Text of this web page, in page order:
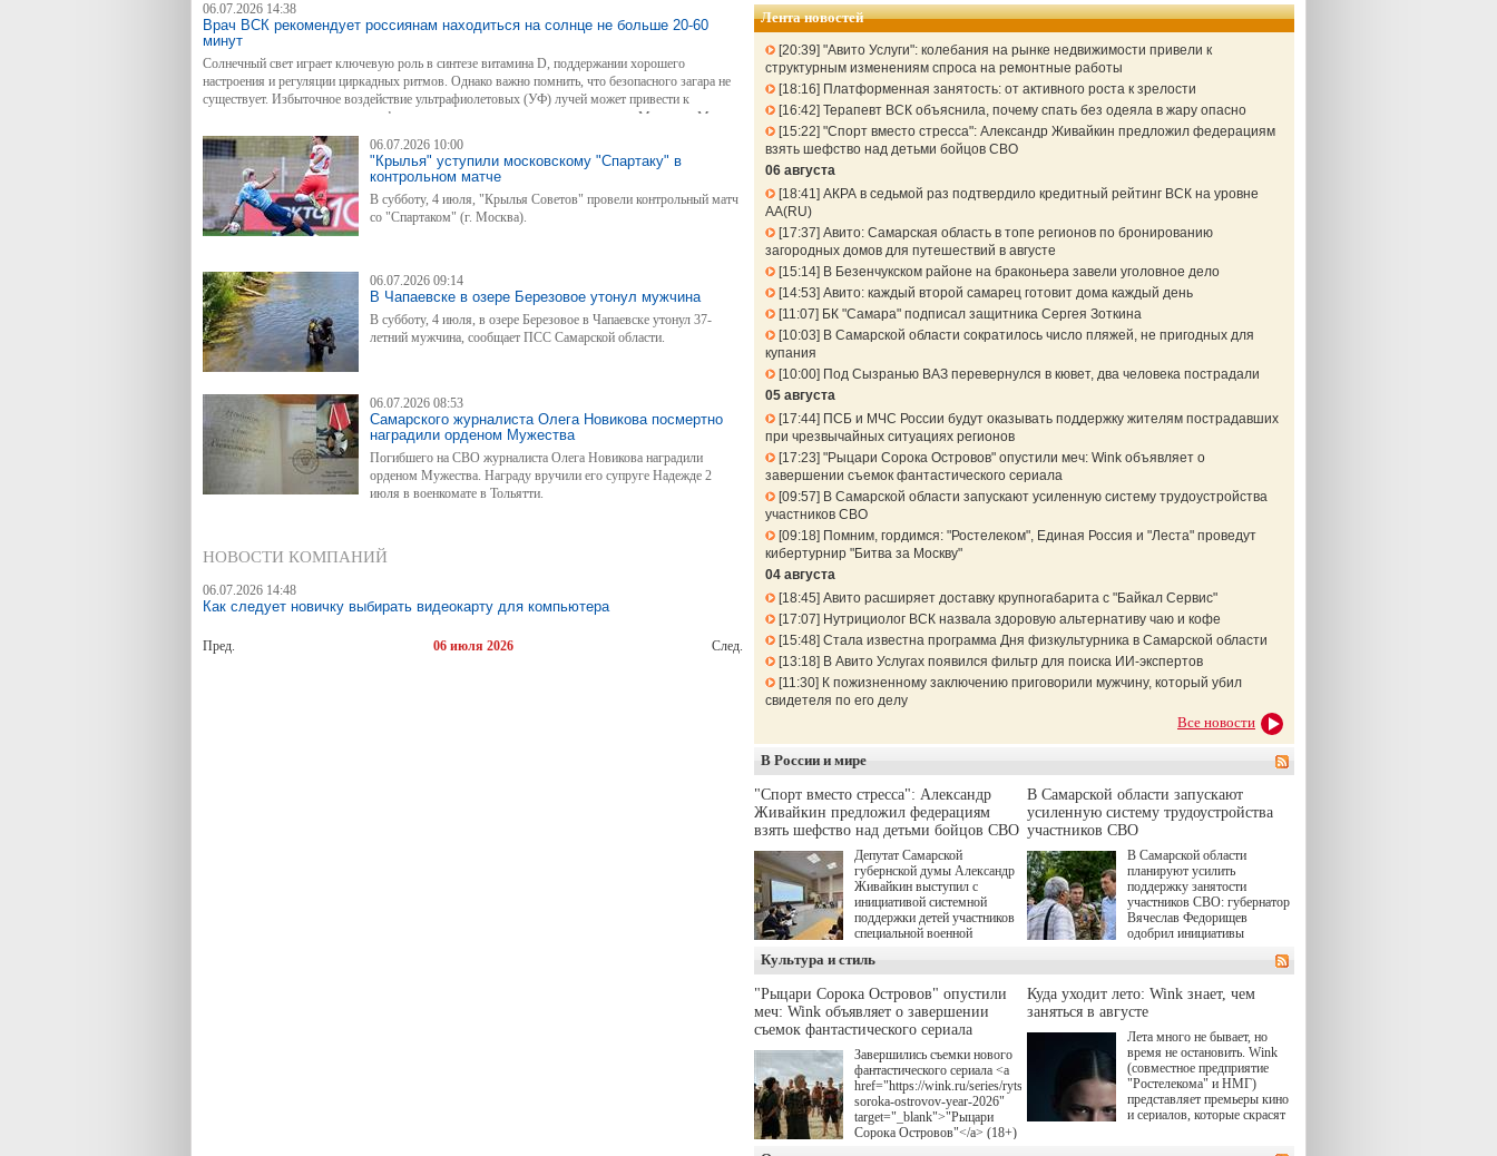
06.07.2026 14:38
Врач ВСК рекомендует россиянам находиться на солнце не больше 20-60
минут
Солнечный свет играет ключевую роль в синтезе витамина D, поддержании хорошего
настроения и регуляции циркадных ритмов. Однако важно помнить, что безопасного загара не
существует. Избыточное воздействие ультрафиолетовых (УФ) лучей может привести к
осложнениям, таким как ожоги, фотостарение, рак кожи, включая меланому. Марианна Мазра,
врач-терапевт Цифровой клиники Страхового Дома ВСК, рассказала, какова безопасная норма
пребывания на солнце и почему обработка солнечных ожогов народными методами опасна.
06.07.2026 10:00
"Крылья" уступили московскому "Спартаку" в
контрольном матче
В субботу, 4 июля, "Крылья Советов" провели контрольный матч
со "Спартаком" (г. Москва).
06.07.2026 09:14
В Чапаевске в озере Березовое утонул мужчина
В субботу, 4 июля, в озере Березовое в Чапаевске утонул 37-
летний мужчина, сообщает ПСС Самарской области.
06.07.2026 08:53
Самарского журналиста Олега Новикова посмертно
наградили орденом Мужества
Погибшего на СВО журналиста Олега Новикова наградили
орденом Мужества. Награду вручили его супруге Надежде 2
июля в военкомате в Тольятти.
НОВОСТИ КОМПАНИЙ
06.07.2026 14:48
Как следует новичку выбирать видеокарту для компьютера
Пред. 06 июля 2026 След.
Лента новостей
20:39 "Авито Услуги": колебания на рынке недвижимости привели к
структурным изменениям спроса на ремонтные работы
18:16
Платформенная занятость: от активного роста к зрелости
16:42 Терапевт ВСК объяснила, почему спать без одеяла в жару опасно
15:22 "Спорт вместо стресса": Александр Живайкин предложил федерациям
взять шефство над детьми бойцов СВО
06 августа
18:41 АКРА в седьмой раз подтвердило кредитный рейтинг ВСК на уровне
АА(RU)
17:37 Авито: Самарская область в топе регионов по бронированию
загородных домов для путешествий в августе
15:14 В Безенчукском районе на браконьера завели уголовное дело
14:53 Авито: каждый второй самарец готовит дома каждый день
11:07
БК "Самара" подписал защитника Сергея Зоткина
10:03
В Самарской области сократилось число пляжей, не пригодных для
купания
10:00 Под Сызранью ВАЗ перевернулся в кювет, два человека пострадали
05 августа
17:44 ПСБ и МЧС России будут оказывать поддержку жителям пострадавших
при чрезвычайных ситуациях регионов
17:23 "Рыцари Сорока Островов" опустили меч: Wink объявляет о
завершении съемок фантастического сериала
09:57
В Самарской области запускают усиленную систему трудоустройства
участников СВО
09:18 Помним, гордимся: "Ростелеком", Единая Россия и "Леста" проведут
кибертурнир "Битва за Москву"
04 августа
18:45 Авито расширяет доставку крупногабарита с "Байкал Сервис"
17:07
Нутрициолог ВСК назвала здоровую альтернативу чаю и кофе
15:48 Стала известна программа Дня физкультурника в Самарской области
13:18 В Авито Услугах появился фильтр для поиска ИИ-экспертов
11:30 К пожизненному заключению приговорили мужчину, который убил
свидетеля по его делу
Все новости
В России и мире
"Спорт вместо стресса": Александр
Живайкин предложил федерациям
взять шефство над детьми бойцов СВО
Депутат Самарской
губернской думы Александр
Живайкин выступил с
инициативой системной
поддержки детей участников
специальной военной
секции. Он озвучил ее на
"Помощь фронту и семьям
участников СВО", которая
прошла в Отрадном 7
В Самарской области запускают
усиленную систему трудоустройства
участников СВО
В Самарской области
планируют усилить
поддержку занятости
участников СВО: губернатор
Вячеслав Федорищев
одобрил инициативы
направленные на
трудоустройство и более
мирной жизни.
Культура и стиль
"Рыцари Сорока Островов" опустили
меч: Wink объявляет о завершении
съемок фантастического сериала
Завершились съемки нового
фантастического сериала <a
href="https://wink.ru/series/rytsari-
soroka-ostrovov-year-2026"
target="_blank">"Рыцари
Сорока Островов"</a> (18+)
Куда уходит лето: Wink знает, чем
заняться в августе
Лета много не бывает, но
время не остановить. Wink
(совместное предприятие
"Ростелекома" и НМГ)
представляет премьеры кино
и сериалов, которые скрасят